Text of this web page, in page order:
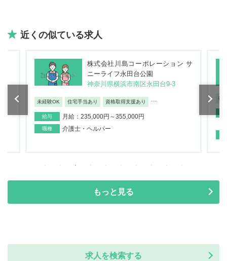
近くの似ている求人
株式会社川島コーポレーション サ
ニーライフ永田台公園
神奈川県横浜市南区永田台9-3
未経験OK 住宅手当あり 資格取得支援あり
給与 月給：235,000円～355,000円
職種 介護士・ヘルパー
復
もっと見る
求人を検索する